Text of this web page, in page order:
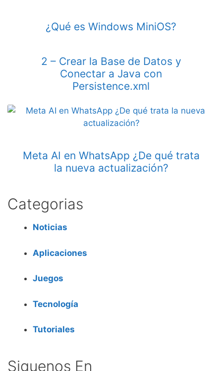
¿Qué es Windows MiniOS?
2 – Crear la Base de Datos y
Conectar a Java con
Persistence.xml
Meta AI en WhatsApp ¿De qué trata
la nueva actualización?
Categorias
Noticias
Aplicaciones
Juegos
Tecnología
Tutoriales
Siguenos En